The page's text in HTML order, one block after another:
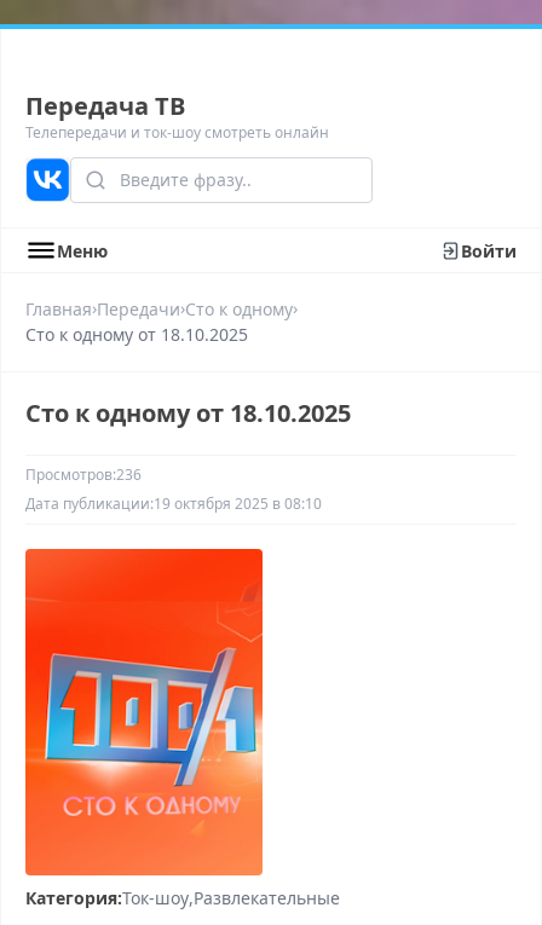
Передача ТВ
Телепередачи и ток-шоу смотреть онлайн
Меню Войти
Главная›Передачи›Сто к одному›
Сто к одному от 18.10.2025
Сто к одному от 18.10.2025
Просмотров:236
Дата публикации:19 октября 2025 в 08:10
Категория:Ток-шоу Развлекательные